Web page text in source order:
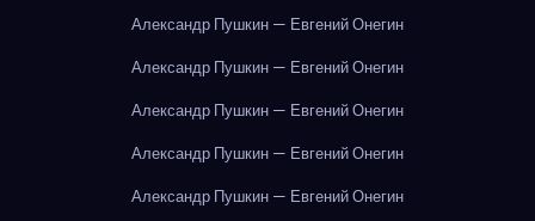
Александр Пушкин — Евгений Онегин
Александр Пушкин — Евгений Онегин
Александр Пушкин — Евгений Онегин
Александр Пушкин — Евгений Онегин
Александр Пушкин — Евгений Онегин